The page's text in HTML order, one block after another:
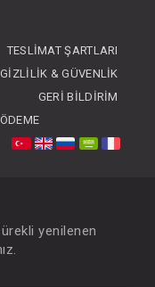
TESLIMAT ŞARTLARI
GIZLILIK & GÜVENLIK
GERI BILDIRIM
yenilenen